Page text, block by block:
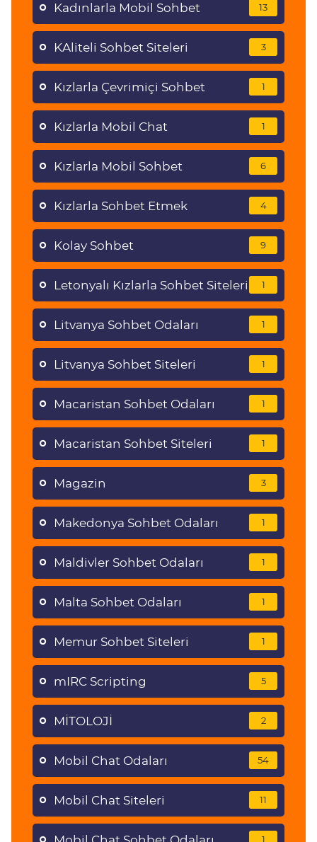
Kadınlarla Mobil Sohbet 13
KAliteli Sohbet Siteleri 3
Kızlarla Çevrimiçi Sohbet 1
Kızlarla Mobil Chat 1
Kızlarla Mobil Sohbet 6
Kızlarla Sohbet Etmek 4
Kolay Sohbet 9
Letonyalı Kızlarla Sohbet Siteleri 1
Litvanya Sohbet Odaları 1
Litvanya Sohbet Siteleri 1
Macaristan Sohbet Odaları 1
Macaristan Sohbet Siteleri 1
Magazin 3
Makedonya Sohbet Odaları 1
Maldivler Sohbet Odaları 1
Malta Sohbet Odaları 1
Memur Sohbet Siteleri 1
mIRC Scripting 5
MİTOLOJİ 2
Mobil Chat Odaları 54
Mobil Chat Siteleri 11
1